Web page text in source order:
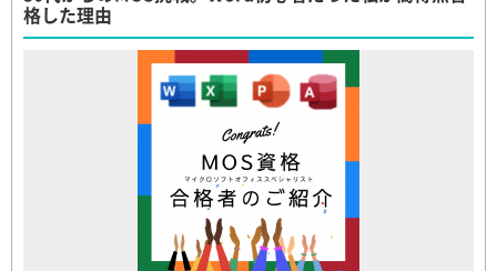
格した理由